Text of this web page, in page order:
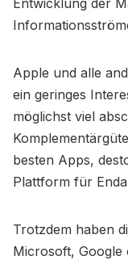
Apple und alle
ein geringes
möglichst viel
besten Apps,
Plattform für
Trotzdem haben
Microsoft, Google